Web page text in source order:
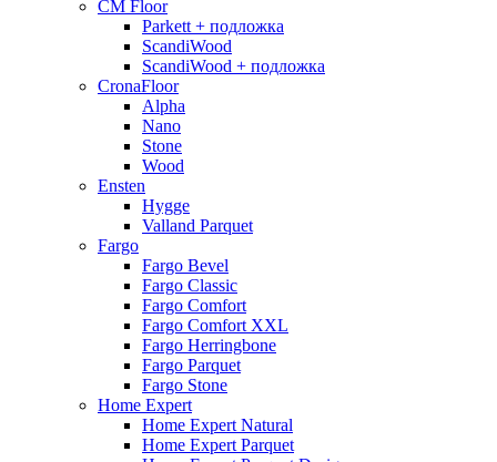
CM Floor
Parkett + подложка
ScandiWood
ScandiWood + подложка
CronaFloor
Alpha
Nano
Stone
Wood
Ensten
Hygge
Valland Parquet
Fargo
Fargo Bevel
Fargo Classic
Fargo Comfort
Fargo Comfort XXL
Fargo Herringbone
Fargo Parquet
Fargo Stone
Home Expert
Home Expert Natural
Home Expert Parquet